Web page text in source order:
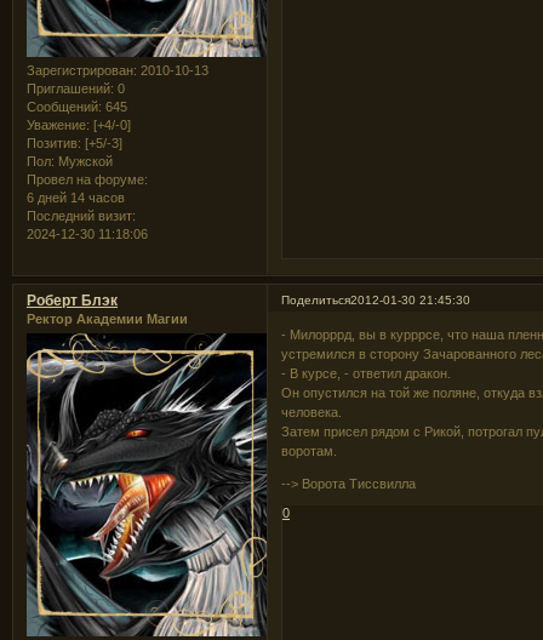
Зарегистрирован: 2010-10-13
Приглашений: 0
Сообщений: 645
Уважение: [+4/-0]
Позитив: [+5/-3]
Пол: Мужской
Провел на форуме:
6 дней 14 часов
Последний визит:
2024-12-30 11:18:06
Поделиться2012-01-30 21:45:30
Роберт Блэк
Ректор Академии Магии
- Милорррд, вы в курррсе, что наша
устремился в сторону Зачарованного
- В курсе, - ответил дракон.
Он опустился на той же поляне, откуда
человека.
Затем присел рядом с Рикой, потрогал
воротам.
--> Ворота Тиссвилла
0